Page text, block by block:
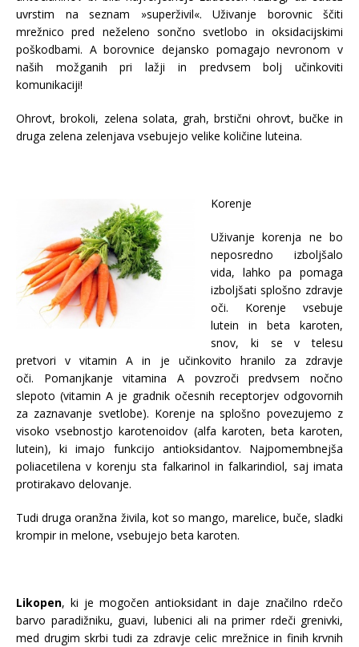
uvrstim na seznam »superživil«. Uživanje borovnic ščiti
mrežnico pred neželeno sončno svetlobo in oksidacijskimi
poškodbami. A borovnice dejansko pomagajo nevronom v
naših možganih pri lažji in predvsem bolj učinkoviti
komunikaciji!
Ohrovt, brokoli, zelena solata, grah, brstični ohrovt, bučke in
druga zelena zelenjava vsebujejo velike količine luteina.
Korenje
Uživanje korenja ne bo
neposredno izboljšalo
vida, lahko pa pomaga
izboljšati splošno zdravje
oči. Korenje vsebuje
lutein in beta karoten,
snov, ki se v telesu
pretvori v vitamin A in je učinkovito hranilo za zdravje
oči. Pomanjkanje vitamina A povzroči predvsem nočno
slepoto (vitamin A je gradnik očesnih receptorjev odgovornih
za zaznavanje svetlobe). Korenje na splošno povezujemo z
visoko vsebnostjo karotenoidov (alfa karoten, beta karoten,
lutein), ki imajo funkcijo antioksidantov. Najpomembnejša
poliacetilena v korenju sta falkarinol in falkarindiol, saj imata
protirakavo delovanje.
Tudi druga oranžna živila, kot so mango, marelice, buče, sladki
krompir in melone, vsebujejo beta karoten.
Likopen, ki je mogočen antioksidant in daje značilno rdečo
barvo paradižniku, guavi, lubenici ali na primer rdeči grenivki,
med drugim skrbi tudi za zdravje celic mrežnice in finih krvnih